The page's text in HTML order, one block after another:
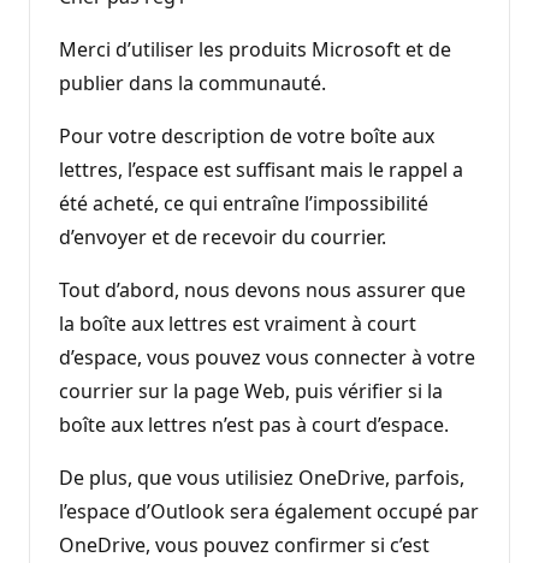
Merci d’utiliser les produits Microsoft et de
publier dans la communauté.
Pour votre description de votre boîte aux
lettres, l’espace est suffisant mais le rappel a
été acheté, ce qui entraîne l’impossibilité
d’envoyer et de recevoir du courrier.
Tout d’abord, nous devons nous assurer que
la boîte aux lettres est vraiment à court
d’espace, vous pouvez vous connecter à votre
courrier sur la page Web, puis vérifier si la
boîte aux lettres n’est pas à court d’espace.
De plus, que vous utilisiez OneDrive, parfois,
l’espace d’Outlook sera également occupé par
OneDrive, vous pouvez confirmer si c’est